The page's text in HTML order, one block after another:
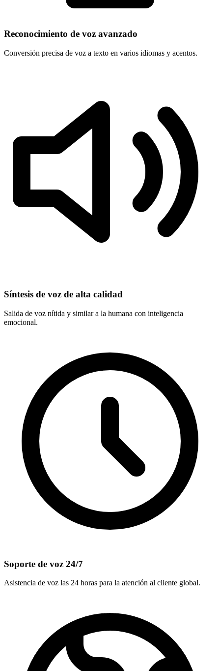
Reconocimiento de voz avanzado
Conversión precisa de voz a texto en varios idiomas y acentos.
Síntesis de voz de alta calidad
Salida de voz nítida y similar a la humana con inteligencia
emocional.
Soporte de voz 24/7
Asistencia de voz las 24 horas para la atención al cliente global.